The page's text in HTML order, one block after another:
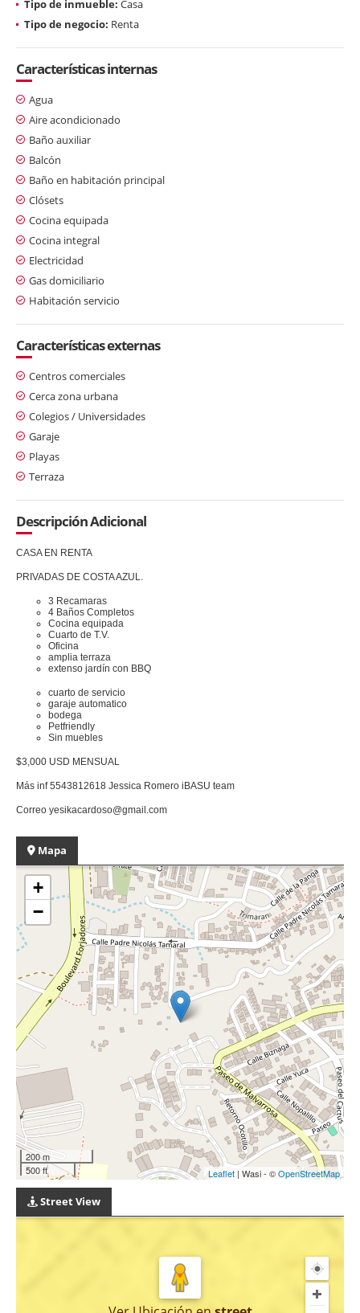
Tipo de inmueble: Casa
Tipo de negocio: Renta
Características internas
Agua
Aire acondicionado
Baño auxiliar
Balcón
Baño en habitación principal
Clósets
Cocina equipada
Cocina integral
Electricidad
Gas domiciliario
Habitación servicio
Características externas
Centros comerciales
Cerca zona urbana
Colegios / Universidades
Garaje
Playas
Terraza
Descripción Adicional
CASA EN RENTA
PRIVADAS DE COSTA AZUL.
3 Recamaras
4 Baños Completos
Cocina equipada
Cuarto de T.V.
Oficina
amplia terraza
extenso jardín con BBQ
cuarto de servicio
garaje automatico
bodega
Petfriendly
Sin muebles
$3,000 USD MENSUAL
Más inf 5543812618 Jessica Romero iBASU team
Correo yesikacardoso@gmail.com
Mapa
+
−
200 m
500 ft
Leaflet | Wasi - ©OpenStreetMap
Street View